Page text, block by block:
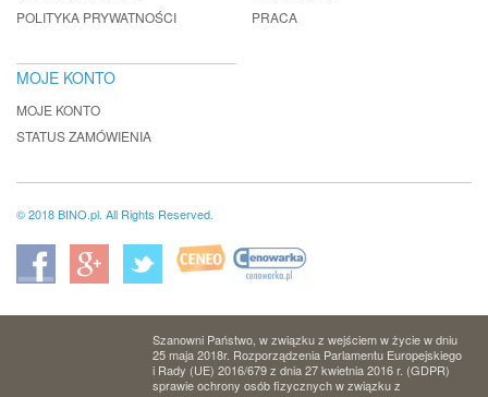
POLITYKA PRYWATNOŚCI
PRACA
MOJE KONTO
MOJE KONTO
STATUS ZAMÓWIENIA
© 2018 BINO.pl. All Rights Reserved.
Szanowni Państwo, w związku z wejściem w życie w dniu
25 maja 2018r. Rozporządzenia Parlamentu Europejskiego
i Rady (UE) 2016/679 z dnia 27 kwietnia 2016 r. (GDPR)
sprawie ochrony osób fizycznych w związku z